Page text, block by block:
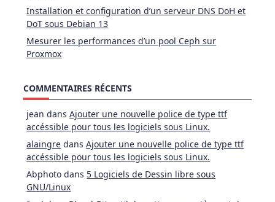
Installation et configuration d’un serveur DNS DoH et
DoT sous Debian 13
Mesurer les performances d’un pool Ceph sur
Proxmox
COMMENTAIRES RÉCENTS
jean dansAjouter une nouvelle police de type ttf
accéssible pour tous les logiciels sous Linux.
alaingre dansAjouter une nouvelle police de type ttf
accéssible pour tous les logiciels sous Linux.
Abphoto dans 5 Logiciels de Dessin libre sous
GNU/Linux